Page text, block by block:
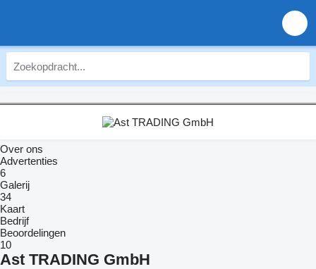
Over ons
Advertenties
6
Galerij
34
Kaart
Bedrijf
Beoordelingen
10
Ast TRADING GmbH